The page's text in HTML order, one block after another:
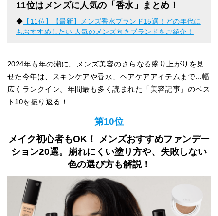
11位はメンズに人気の「香水」まとめ！
◆ 【11位】【最新】メンズ香水ブランド15選！どの年代に
もおすすめしたい 人気のメンズ向きブランドをご紹介！
2024年も年の瀬に。メンズ美容のさらなる盛り上がりを見
せた今年は、スキンケアや香水、ヘアケアアイテムまで...幅
広くランクイン。年間最も多く読まれた「美容記事」のベス
ト10を振り返る！
第10位
メイク初心者もOK！ メンズおすすめファンデー
ション20選。崩れにくい塗り方や、失敗しない
色の選び方も解説！